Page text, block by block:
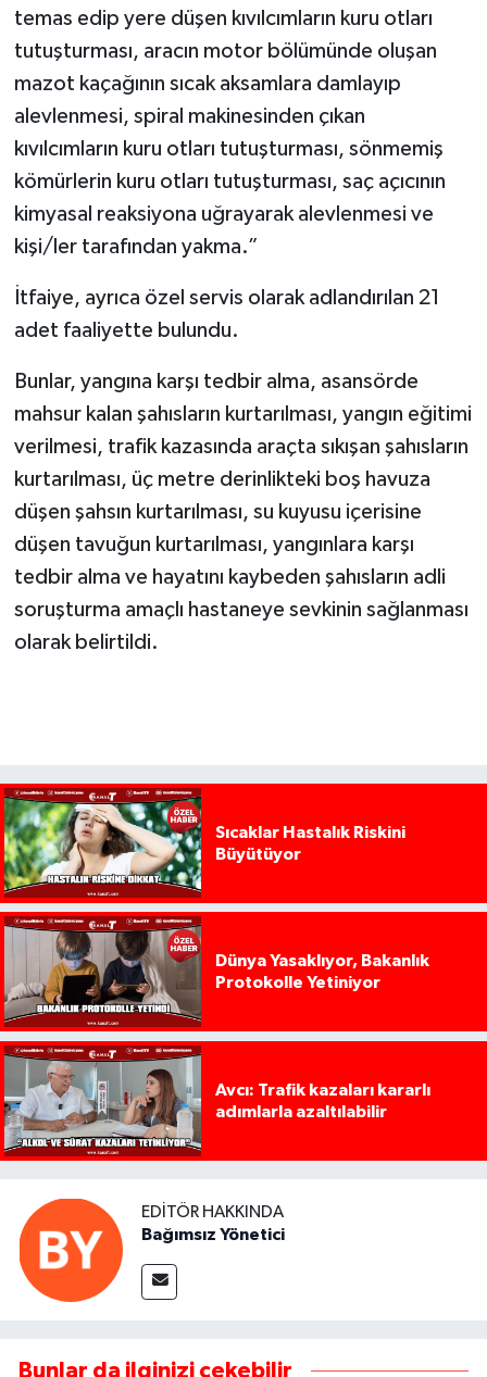
temas edip yere düşen kıvılcımların kuru otları
tutuşturması, aracın motor bölümünde oluşan
mazot kaçağının sıcak aksamlara damlayıp
alevlenmesi, spiral makinesinden çıkan
kıvılcımların kuru otları tutuşturması, sönmemiş
kömürlerin kuru otları tutuşturması, saç açıcının
kimyasal reaksiyona uğrayarak alevlenmesi ve
kişi/ler tarafından yakma.”
İtfaiye, ayrıca özel servis olarak adlandırılan 21
adet faaliyette bulundu.
Bunlar, yangına karşı tedbir alma, asansörde
mahsur kalan şahısların kurtarılması, yangın eğitimi
verilmesi, trafik kazasında araçta sıkışan şahısların
kurtarılması, üç metre derinlikteki boş havuza
düşen şahsın kurtarılması, su kuyusu içerisine
düşen tavuğun kurtarılması, yangınlara karşı
tedbir alma ve hayatını kaybeden şahısların adli
soruşturma amaçlı hastaneye sevkinin sağlanması
olarak belirtildi.
Sıcaklar Hastalık Riskini
Büyütüyor
Dünya Yasaklıyor, Bakanlık
Protokolle Yetiniyor
Avcı: Trafik kazaları kararlı
adımlarla azaltılabilir
EDITÖR HAKKINDA
Bağımsız Yönetici
Bunlar da ilginizi çekebilir